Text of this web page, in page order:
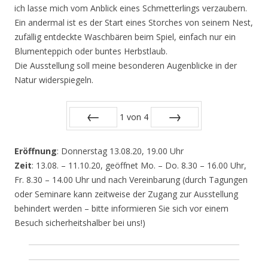
ich lasse mich vom Anblick eines Schmetterlings verzaubern.
Ein andermal ist es der Start eines Storches von seinem Nest,
zufällig entdeckte Waschbären beim Spiel, einfach nur ein
Blumenteppich oder buntes Herbstlaub.
Die Ausstellung soll meine besonderen Augenblicke in der
Natur widerspiegeln.
1 von 4
Eröffnung: Donnerstag 13.08.20, 19.00 Uhr
Zeit: 13.08. – 11.10.20, geöffnet Mo. – Do. 8.30 – 16.00 Uhr,
Fr. 8.30 – 14.00 Uhr und nach Vereinbarung (durch Tagungen
oder Seminare kann zeitweise der Zugang zur Ausstellung
behindert werden – bitte informieren Sie sich vor einem
Besuch sicherheitshalber bei uns!)